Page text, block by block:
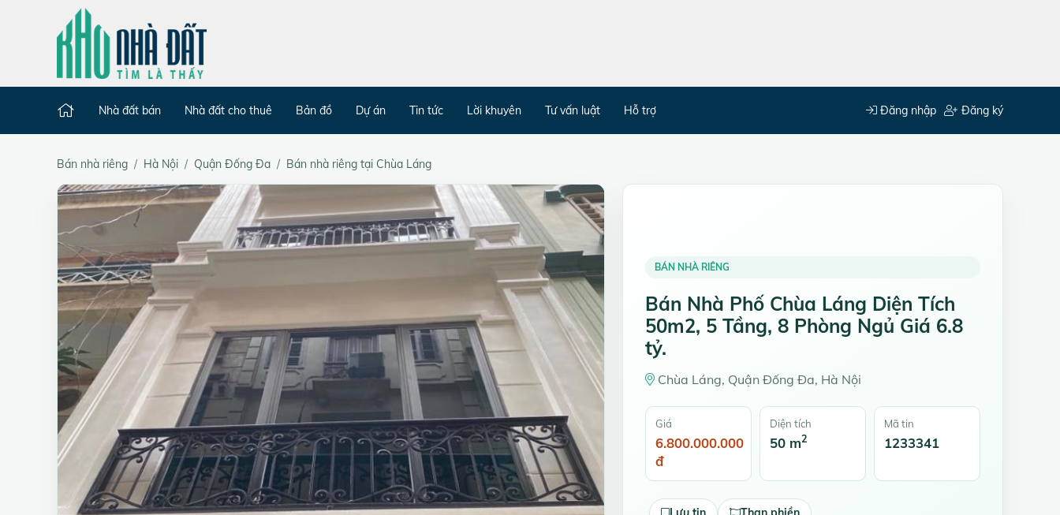
Nhà đất bán Nhà đất cho thuê Bản đồ Dự án Tin tức Lời khuyên Tư vấn luật Hỗ trợ Đăng nhập Đăng ký
Bán nhà riêng Hà Nội Quận Đống Đa Bán nhà riêng tại Chùa Láng
BÁN NHÀ RIÊNG
Bán Nhà Phố Chùa Láng Diện Tích
50m2, 5 Tầng, 8 Phòng Ngủ Giá 6.8
tỷ.
Chùa Láng, Quận Đống Đa, Hà Nội
Giá
6.800.000.000
đ
Diện tích
50 m2
Mã tin
1233341